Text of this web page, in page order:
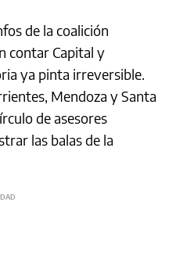
de la coalición
contar Capital y
ya pinta irreversible.
Mendoza y Santa
de asesores
las balas de la